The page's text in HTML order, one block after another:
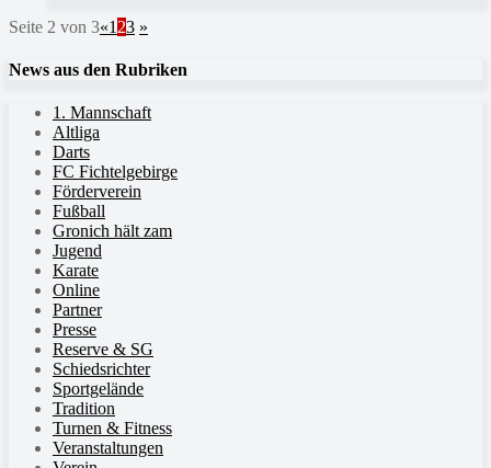
Seite 2 von 3«1 23 »
News aus den Rubriken
1. Mannschaft
Altliga
Darts
FC Fichtelgebirge
Förderverein
Fußball
Gronich hält zam
Jugend
Karate
Online
Partner
Presse
Reserve & SG
Schiedsrichter
Sportgelände
Tradition
Turnen & Fitness
Veranstaltungen